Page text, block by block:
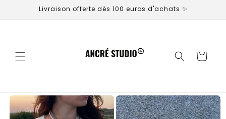
passer
au
Livraison offerte dès 100 euros d'achats ✨
Panier
Passer aux
informations
produits